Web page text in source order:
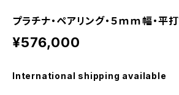
プラチナ・ペアリング・５ｍｍ幅・平
¥576,000
International shipping available